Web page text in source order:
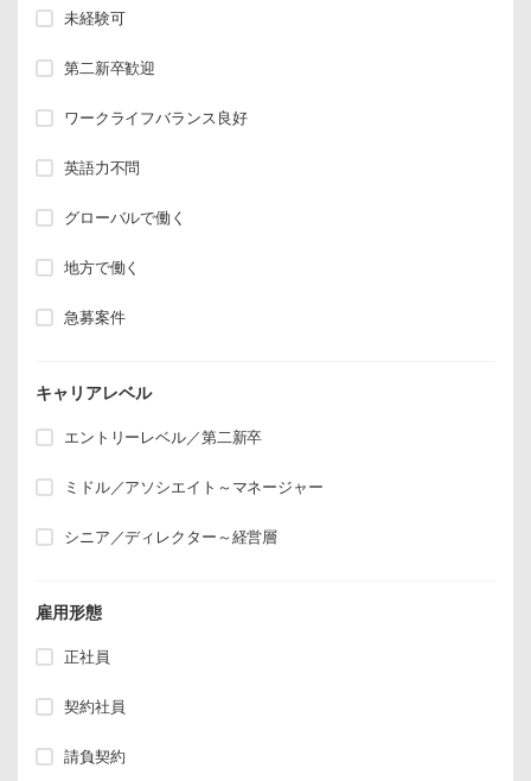
未経験可
第二新卒歓迎
ワークライフバランス良好
英語力不問
グローバルで働く
地方で働く
急募案件
キャリアレベル
エントリーレベル／第二新卒
ミドル／アソシエイト～マネージャー
シニア／ディレクター～経営層
雇用形態
正社員
契約社員
請負契約